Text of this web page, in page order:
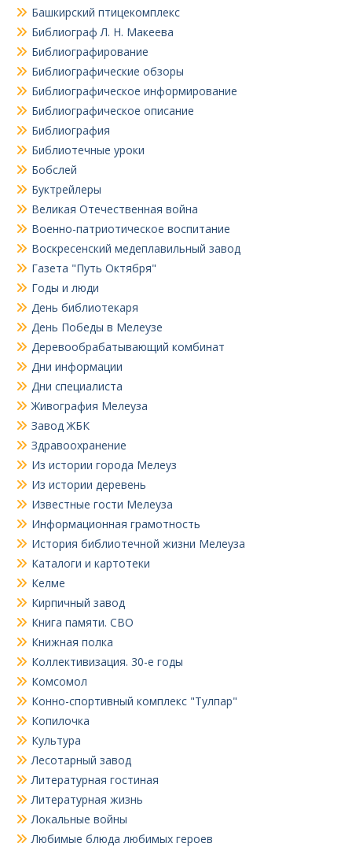
Башкирский птицекомплекс
Библиограф Л. Н. Макеева
Библиографирование
Библиографические обзоры
Библиографическое информирование
Библиографическое описание
Библиография
Библиотечные уроки
Бобслей
Буктрейлеры
Великая Отечественная война
Военно-патриотическое воспитание
Воскресенский медеплавильный завод
Газета "Путь Октября"
Годы и люди
День библиотекаря
День Победы в Мелеузе
Деревообрабатывающий комбинат
Дни информации
Дни специалиста
Живография Мелеуза
Завод ЖБК
Здравоохранение
Из истории города Мелеуз
Из истории деревень
Известные гости Мелеуза
Информационная грамотность
История библиотечной жизни Мелеуза
Каталоги и картотеки
Келме
Кирпичный завод
Книга памяти. СВО
Книжная полка
Коллективизация. 30-е годы
Комсомол
Конно-спортивный комплекс "Тулпар"
Копилочка
Культура
Лесотарный завод
Литературная гостиная
Литературная жизнь
Локальные войны
Любимые блюда любимых героев